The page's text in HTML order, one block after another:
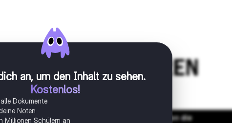
an, um den Inhalt zu sehen.
Kostenlos!
Dokumente
Noten
Millionen Schülern an